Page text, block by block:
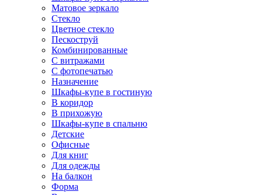
Матовое зеркало
Стекло
Цветное стекло
Пескоструй
Комбинированные
С витражами
С фотопечатью
Назначение
Шкафы-купе в гостиную
В коридор
В прихожую
Шкафы-купе в спальню
Детские
Офисные
Для книг
Для одежды
На балкон
Форма